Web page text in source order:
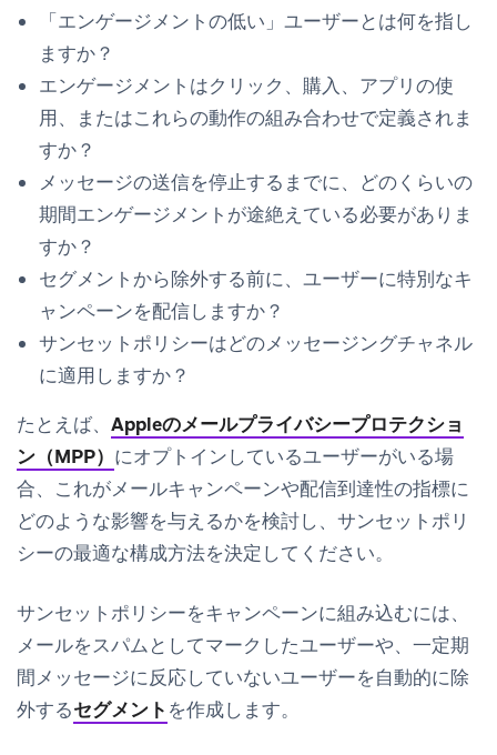
「エンゲージメントの低い」ユーザーとは何を指し
ますか？
エンゲージメントはクリック、購入、アプリの使
用、またはこれらの動作の組み合わせで定義されま
すか？
メッセージの送信を停止するまでに、どのくらいの
期間エンゲージメントが途絶えている必要がありま
すか？
セグメントから除外する前に、ユーザーに特別なキ
ャンペーンを配信しますか？
サンセットポリシーはどのメッセージングチャネル
に適用しますか？
たとえば、 Appleのメールプライバシープロテクショ
ン（MPP） にオプトインしているユーザーがいる場
合、これがメールキャンペーンや配信到達性の指標に
どのような影響を与えるかを検討し、サンセットポリ
シーの最適な構成方法を決定してください。
サンセットポリシーをキャンペーンに組み込むには、
メールをスパムとしてマークしたユーザーや、一定期
間メッセージに反応していないユーザーを自動的に除
外するセグメント を作成します。